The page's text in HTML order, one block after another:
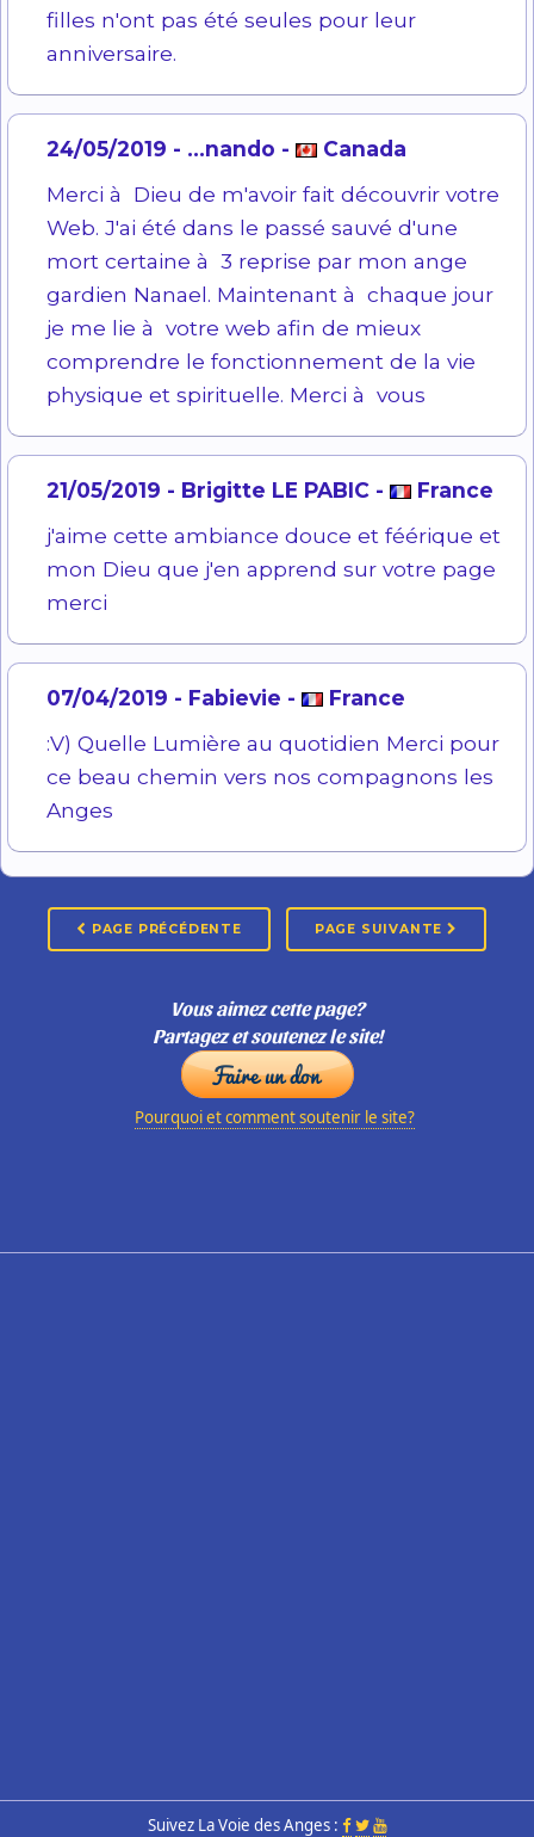
filles n'ont pas été seules pour leur
anniversaire.
24/05/2019 - ...nando -
Canada
Merci à Dieu de m'avoir fait découvrir votre
Web. J'ai été dans le passé sauvé d'une
mort certaine à 3 reprise par mon ange
gardien Nanael. Maintenant à chaque jour
je me lie à votre web afin de mieux
comprendre le fonctionnement de la vie
physique et spirituelle. Merci à vous
21/05/2019 - Brigitte LE PABIC -
France
j'aime cette ambiance douce et féérique et
mon Dieu que j'en apprend sur votre page
merci
07/04/2019 - Fabievie -
France
:V) Quelle Lumière au quotidien Merci pour
ce beau chemin vers nos compagnons les
Anges
PAGE PRÉCÉDENTE PAGE SUIVANTE
Vous aimez cette page?
Partagez et soutenez le site!
Pourquoi et comment soutenir le site?
Suivez La Voie des Anges :